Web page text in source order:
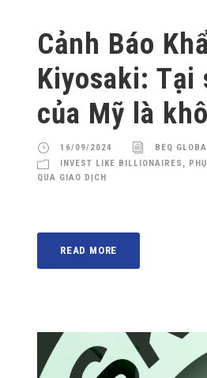
Cảnh Báo
Kiyosaki:
của Mỹ là
16/09/2024
BEQ
INVEST LIKE BILLIONAIRES
QUA GIAO DỊCH
READ MORE